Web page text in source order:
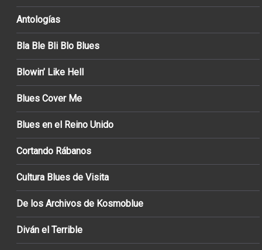
Antologías
Bla Ble Bli Blo Blues
Blowin’ Like Hell
Blues Cover Me
Blues en el Reino Unido
Cortando Rábanos
Cultura Blues de Visita
De los Archivos de Kosmoblue
Diván el Terrible